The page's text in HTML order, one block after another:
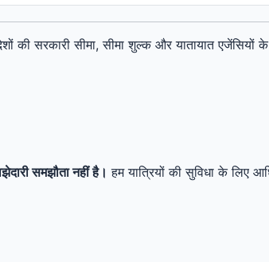
की सरकारी सीमा, सीमा शुल्क और यातायात
समझौता नहीं है। हम यात्रियों की सुविधा के लिए